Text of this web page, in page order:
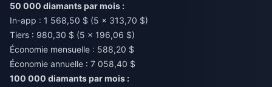
50 000 diamants par mois :
In-app : 1 568,50 $ (5 × 313,70 $)
Tiers : 980,30 $ (5 × 196,06 $)
Économie mensuelle : 588,20 $
Économie annuelle : 7 058,40 $
100 000 diamants par mois :